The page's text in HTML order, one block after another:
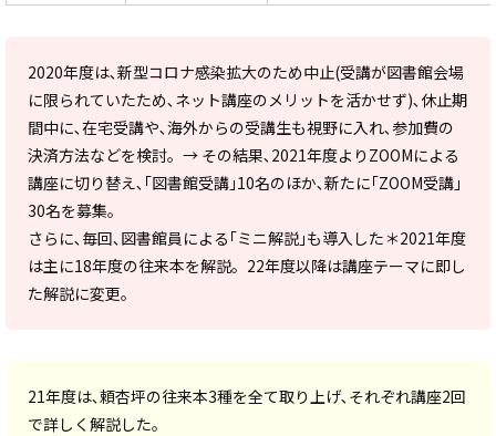
2020年度は､新型コロナ感染拡大のため中止(受講が図書館会場
に限られていたため､ネット講座のメリットを活かせず)､休止期
間中に､在宅受講や､海外からの受講生も視野に入れ､参加費の
決済方法などを検討。→ その結果､2021年度よりZOOMによる
講座に切り替え､｢図書館受講｣10名のほか､新たに｢ZOOM受講｣
30名を募集。
さらに､毎回､図書館員による｢ミニ解説｣も導入した＊2021年度
は主に18年度の往来本を解説。22年度以降は講座テーマに即し
た解説に変更。
21年度は､頼杏坪の往来本3種を全て取り上げ､それぞれ講座2回
で詳しく解説した。